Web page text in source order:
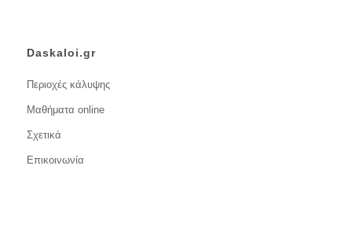
Daskaloi.gr
Περιοχές κάλυψης
Μαθήματα online
Σχετικά
Επικοινωνία